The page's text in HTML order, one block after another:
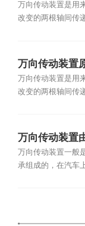
万向传动装置是用
改变的两根轴间传
万向传动装置
万向传动装置是用
改变的两根轴间传
万向传动装置
万向传动装置一般
承组成的，在汽车